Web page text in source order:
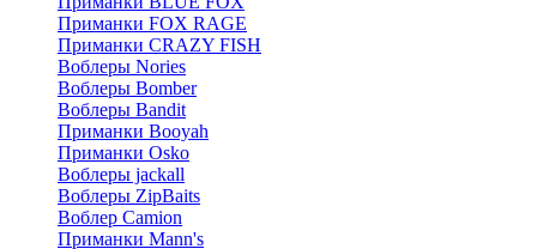
Приманки FOX RAGE
Приманки CRAZY FISH
Воблеры Nories
Воблеры Bomber
Воблеры Bandit
Приманки Booyah
Приманки Osko
Воблеры jackall
Воблеры ZipBaits
Воблер Camion
Приманки Mann's